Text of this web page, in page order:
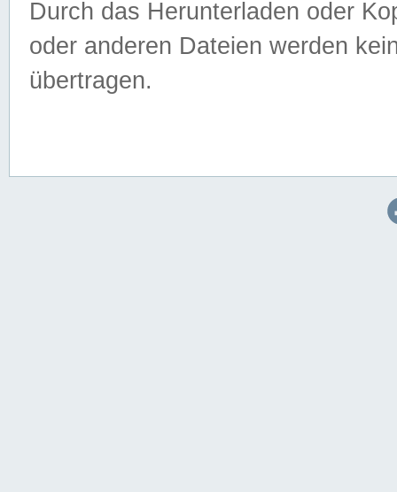
Durch das Herunterladen oder
oder anderen Dateien werden
übertragen.